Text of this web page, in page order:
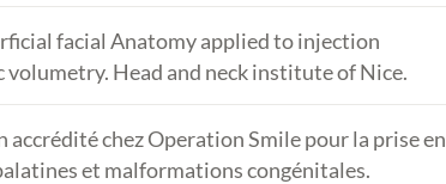
facial Anatomy applied to injection
Head and neck institute of Nice.
chez Operation Smile pour la prise en
et malformations congénitales.